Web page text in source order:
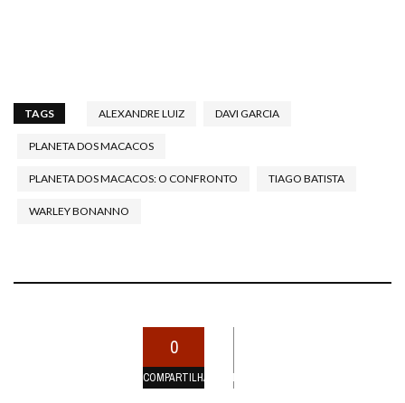
TAGS ALEXANDRE LUIZ DAVI GARCIA
PLANETA DOS MACACOS
PLANETA DOS MACACOS: O CONFRONTO TIAGO BATISTA
WARLEY BONANNO
0
COMPARTILHAMENTOS